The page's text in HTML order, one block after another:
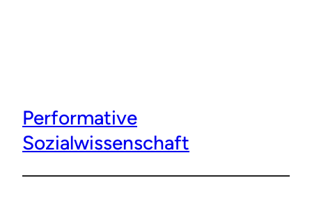
Performative
Sozialwissenschaft